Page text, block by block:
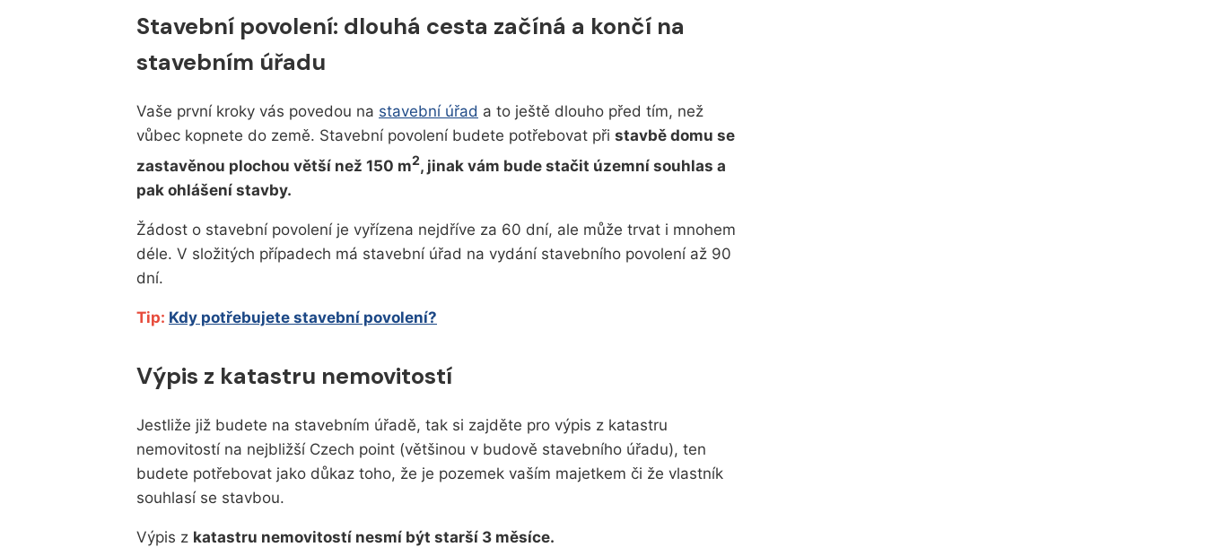
Stavební povolení: dlouhá cesta začíná a končí na
stavebním úřadu
Vaše první kroky vás povedou na stavební úřad a to ještě dlouho před tím, než
vůbec kopnete do země. Stavební povolení budete potřebovat při stavbě domu se
zastavěnou plochou větší než 150 m2, jinak vám bude stačit územní souhlas a
pak ohlášení stavby.
Žádost o stavební povolení je vyřízena nejdříve za 60 dní, ale může trvat i mnohem
déle. V složitých případech má stavební úřad na vydání stavebního povolení až 90
dní.
Tip: Kdy potřebujete stavební povolení?
Výpis z katastru nemovitostí
Jestliže již budete na stavebním úřadě, tak si zajděte pro výpis z katastru
nemovitostí na nejbližší Czech point (většinou v budově stavebního úřadu), ten
budete potřebovat jako důkaz toho, že je pozemek vaším majetkem či že vlastník
souhlasí se stavbou.
Výpis z katastru nemovitostí nesmí být starší 3 měsíce.